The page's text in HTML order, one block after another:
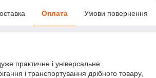
Оплата Умови повернення
практичне і універсальне.
і транспортування дрібного товару,